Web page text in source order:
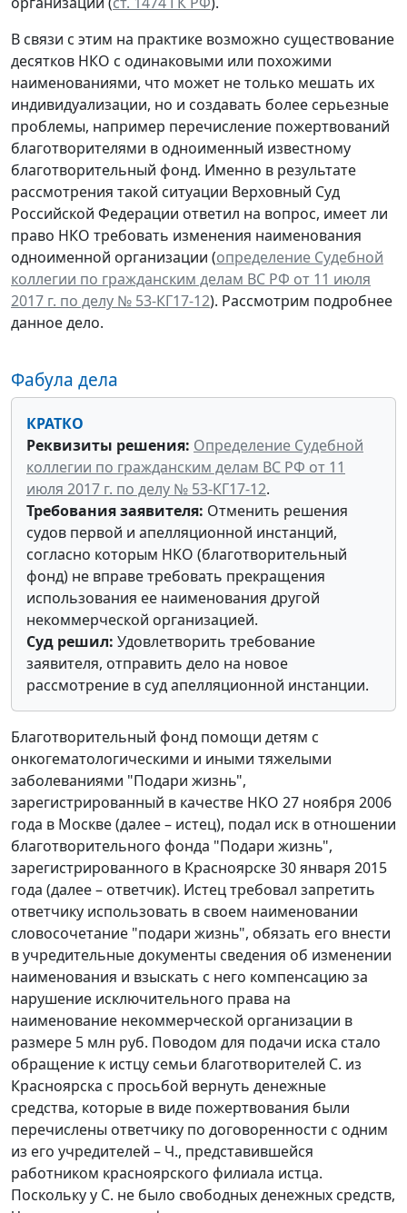
В связи с этим на практике возможно существование
десятков НКО с одинаковыми или похожими
наименованиями, что может не только мешать их
индивидуализации, но и создавать более серьезные
проблемы, например перечисление пожертвований
благотворителями в одноименный известному
благотворительный фонд. Именно в результате
рассмотрения такой ситуации Верховный Суд
Российской Федерации ответил на вопрос, имеет ли
право НКО требовать изменения наименования
одноименной организации (определение Судебной
коллегии по гражданским делам ВС РФ от 11 июля
2017 г. по делу № 53-КГ17-12). Рассмотрим подробнее
данное дело.
Фабула дела
КРАТКО
Реквизиты решения: Определение Судебной
коллегии по гражданским делам ВС РФ от 11
июля 2017 г. по делу № 53-КГ17-12.
Требования заявителя: Отменить решения
судов первой и апелляционной инстанций,
согласно которым НКО (благотворительный
фонд) не вправе требовать прекращения
использования ее наименования другой
некоммерческой организацией.
Суд решил: Удовлетворить требование
заявителя, отправить дело на новое
рассмотрение в суд апелляционной инстанции.
Благотворительный фонд помощи детям с
онкогематологическими и иными тяжелыми
заболеваниями "Подари жизнь",
зарегистрированный в качестве НКО 27 ноября 2006
года в Москве (далее – истец), подал иск в отношении
благотворительного фонда "Подари жизнь",
зарегистрированного в Красноярске 30 января 2015
года (далее – ответчик). Истец требовал запретить
ответчику использовать в своем наименовании
словосочетание "подари жизнь", обязать его внести
в учредительные документы сведения об изменении
наименования и взыскать с него компенсацию за
нарушение исключительного права на
наименование некоммерческой организации в
размере 5 млн руб. Поводом для подачи иска стало
обращение к истцу семьи благотворителей С. из
Красноярска с просьбой вернуть денежные
средства, которые в виде пожертвования были
перечислены ответчику по договоренности с одним
из его учредителей – Ч., представившейся
работником красноярского филиала истца.
Поскольку у С. не было свободных денежных средств,